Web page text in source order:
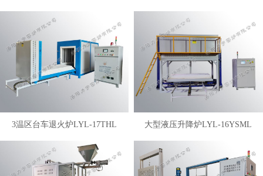
3温区台车退火炉LYL-17THL 大型液压升降炉LYL-16YSML